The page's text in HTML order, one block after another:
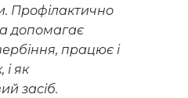
Профілактично
допомагає
працює і
і як
засіб.